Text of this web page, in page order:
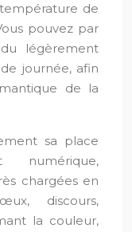
de
pouvez par
légèrement
journée, afin
de la
sa place
numérique,
chargées en
discours,
la couleur,